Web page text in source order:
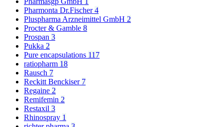
Pharmonta Dr.Fischer4
Pluspharma Arzneimittel GmbH 2
Procter & Gamble 8
Prospan 3
Pukka 2
Pure encapsulations 117
ratiopharm 18
Rausch 7
Reckitt Benckiser 7
Regaine 2
Remifemin 2
Restaxil 3
Rhinospray 1